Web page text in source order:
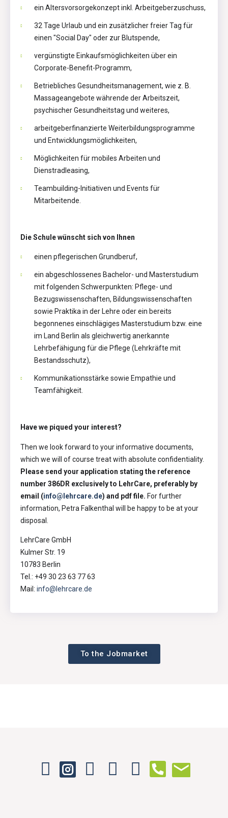
ein Altersvorsorgekonzept inkl. Arbeitgeberzuschuss,
32 Tage Urlaub und ein zusätzlicher freier Tag für
einen "Social Day" oder zur Blutspende,
vergünstigte Einkaufsmöglichkeiten über ein
Corporate-Benefit-Programm,
Betriebliches Gesundheitsmanagement, wie z. B.
Massageangebote währende der Arbeitszeit,
psychischer Gesundheitstag und weiteres,
arbeitgeberfinanzierte Weiterbildungsprogramme
und Entwicklungsmöglichkeiten,
Möglichkeiten für mobiles Arbeiten und
Dienstradleasing,
Teambuilding-Initiativen und Events für
Mitarbeitende.
Die Schule wünscht sich von Ihnen
einen pflegerischen Grundberuf,
ein abgeschlossenes Bachelor- und Masterstudium
mit folgenden Schwerpunkten: Pflege- und
Bezugswissenschaften, Bildungswissenschaften
sowie Praktika in der Lehre oder ein bereits
begonnenes einschlägiges Masterstudium bzw. eine
im Land Berlin als gleichwertig anerkannte
Lehrbefähigung für die Pflege (Lehrkräfte mit
Bestandsschutz),
Kommunikationsstärke sowie Empathie und
Teamfähigkeit.
Have we piqued your interest?
Then we look forward to your informative documents,
which we will of course treat with absolute confidentiality.
Please send your application stating the reference
number 386DR exclusively to LehrCare, preferably by
email (info@lehrcare.de) and pdf file. For further
information, Petra Falkenthal will be happy to be at your
disposal.
LehrCare GmbH
Kulmer Str. 19
10783 Berlin
Tel.: +49 30 23 63 77 63
Mail: info@lehrcare.de
To the Jobmarket